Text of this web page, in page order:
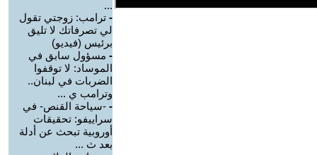
...
- ترامب: زوجتي تقول
لي تصرفاتك لا تليق
برئيس (فيديو)
- مسؤول سابق في
الموساد: لا توقفوا
الضربات في لبنان..
وترامب ي ...
- -سياحة القنص- في
سراييفو: تحقيقات
أوروبية تبحث عن أدلة
بعد ث ...